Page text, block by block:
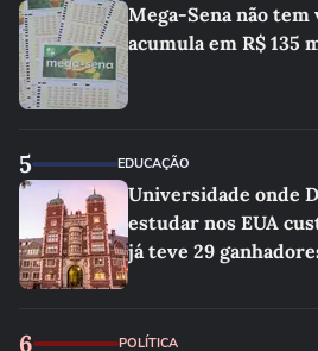
Mega-Sena não
acumula em R$ 135
5 EDUCAÇÃO
Universidade onde
estudar nos EUA
já teve 29
6 POLÍTICA